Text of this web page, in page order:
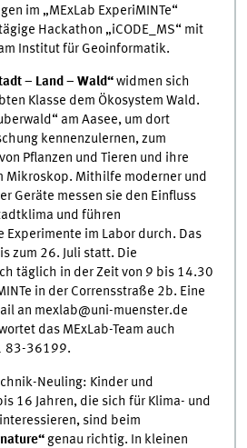
im „MExLab ExperiMINTe“
Hackathon „iCODE_MS“ mit
Institut für Geoinformatik.
– Land – Wald“widmen sich
Klasse dem Ökosystem Wald.
am Aasee, um dort
kennenzulernen, zum
Pflanzen und Tieren und ihre
Mikroskop. Mithilfe moderner und
Geräte messen sie den Einfluss
und führen
im Labor durch. Das
zum 26. Juli statt. Die
täglich in der Zeit von 9 bis 14.30
in der Corrensstraße 2b. Eine
an mexlab@uni-muenster.de
das MExLab-Team auch
83-36199.
Neuling: Kinder und
16 Jahren, die sich für Klima- und
sind beim
genau richtig. In kleinen